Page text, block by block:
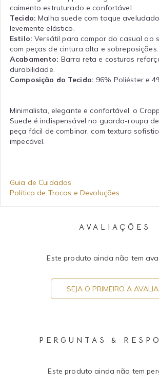
caimento estruturado e confortável.
Tecido: Malha suede com toque
levemente elástico.
Estilo: Versátil para compor do casual ao
com peças de cintura alta e sobreposições.
Acabamento: Barra reta e costuras
durabilidade.
Composição do Tecido: 96% Poliéster e
Minimalista, elegante e confortável, o
Suede é indispensável no guarda-roupa
peça fácil de combinar, com textura
impecável.
Guia de Cuidados
Política de Trocas e Devoluções
AVALIAÇÕES
Este produto ainda não tem
SEJA O PRIMEIRO A
PERGUNTAS &
Este produto ainda não tem